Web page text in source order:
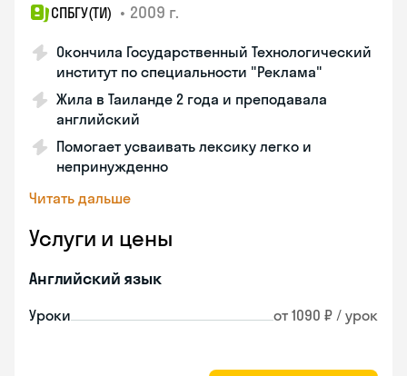
СПБГУ(ТИ) • 2009 г.
Окончила Государственный Технологический
институт по специальности "Реклама"
Жила в Таиланде 2 года и преподавала
английский
Помогает усваивать лексику легко и
непринужденно
Читать дальше
Услуги и цены
Английский язык
Уроки от 1090 ₽ / урок